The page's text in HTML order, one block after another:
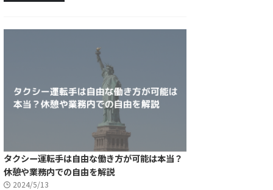
タクシー運転手は自由な働き方が可能は本当？
休憩や業務内での自由を解説
2024/5/13